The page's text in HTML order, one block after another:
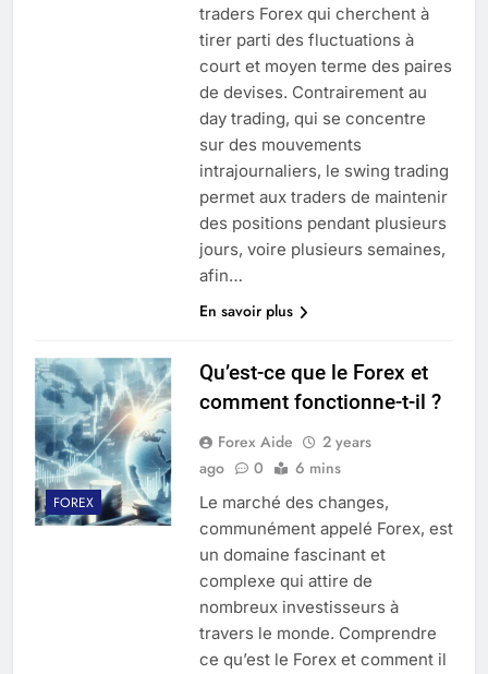
traders Forex qui cherchent à
tirer parti des fluctuations à
court et moyen terme des paires
de devises. Contrairement au
day trading, qui se concentre
sur des mouvements
intrajournaliers, le swing trading
permet aux traders de maintenir
des positions pendant plusieurs
jours, voire plusieurs semaines,
afin…
En savoir plus
FOREX
Qu’est-ce que le Forex et
comment fonctionne-t-il ?
Forex Aide
2 years
ago
0 6 mins
Le marché des changes,
communément appelé Forex, est
un domaine fascinant et
complexe qui attire de
nombreux investisseurs à
travers le monde. Comprendre
ce qu’est le Forex et comment il